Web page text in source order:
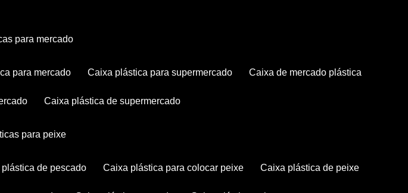
para mercado
para mercado caixa plástica para supermercado caixa de mercado plástica
caixa plástica de supermercado
para peixe
plástica de pescado caixa plástica para colocar peixe caixa plástica de peixe